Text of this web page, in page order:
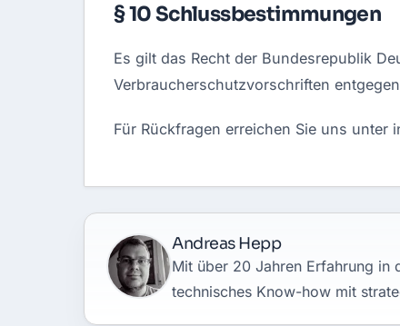
§ 10 Schlussbestimmungen
Es gilt das Recht der Bundesrepublik
Verbraucherschutzvorschriften
Für Rückfragen erreichen Sie uns unter
Andreas Hepp
Mit über 20 Jahren Erfahrung in
technisches Know-how mit